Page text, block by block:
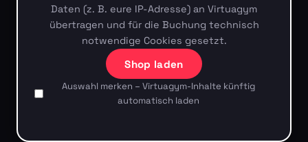
Daten (z. B. eure IP-Adresse) an Virtuagym
übertragen und für die Buchung technisch
notwendige Cookies gesetzt.
Shop laden
Auswahl merken – Virtuagym-Inhalte künftig
automatisch laden